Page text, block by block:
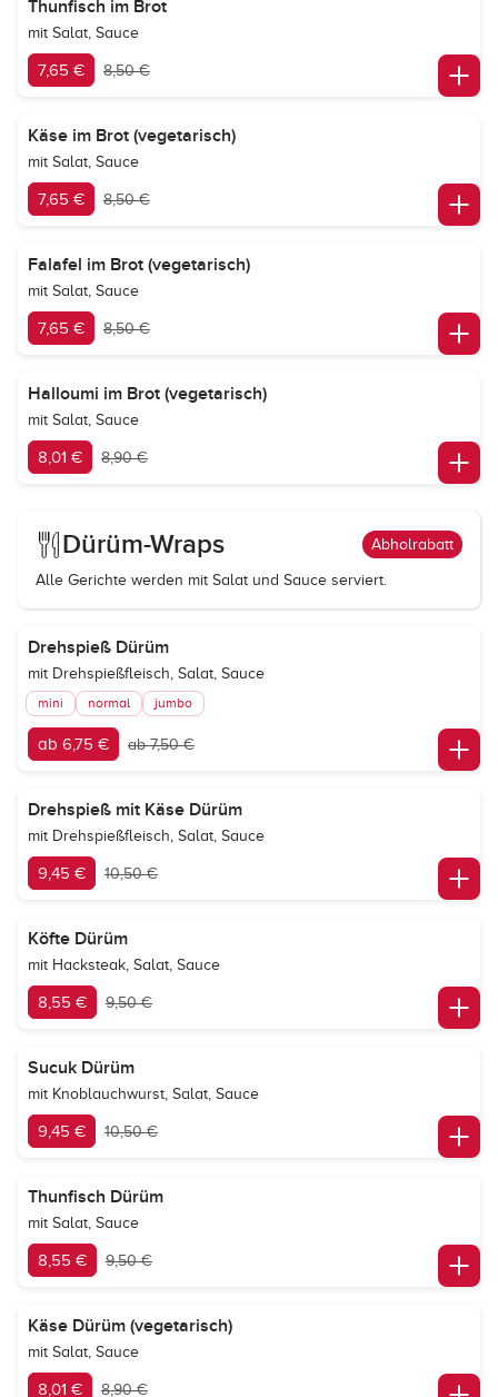
Thunfisch im Brot
mit Salat, Sauce
7,65 € 8,50 €
Käse im Brot (vegetarisch)
mit Salat, Sauce
7,65 € 8,50 €
Falafel im Brot (vegetarisch)
mit Salat, Sauce
7,65 € 8,50 €
Halloumi im Brot (vegetarisch)
mit Salat, Sauce
8,01 € 8,90 €
Dürüm-Wraps Abholrabatt
Alle Gerichte werden mit Salat und Sauce serviert.
Drehspieß Dürüm
mit Drehspießfleisch, Salat, Sauce
mini normal jumbo
ab 6,75 € ab 7,50 €
Drehspieß mit Käse Dürüm
mit Drehspießfleisch, Salat, Sauce
9,45 € 10,50 €
Köfte Dürüm
mit Hacksteak, Salat, Sauce
8,55 € 9,50 €
Sucuk Dürüm
mit Knoblauchwurst, Salat, Sauce
9,45 € 10,50 €
Thunfisch Dürüm
mit Salat, Sauce
8,55 € 9,50 €
Käse Dürüm (vegetarisch)
mit Salat, Sauce
8,01 € 8,90 €